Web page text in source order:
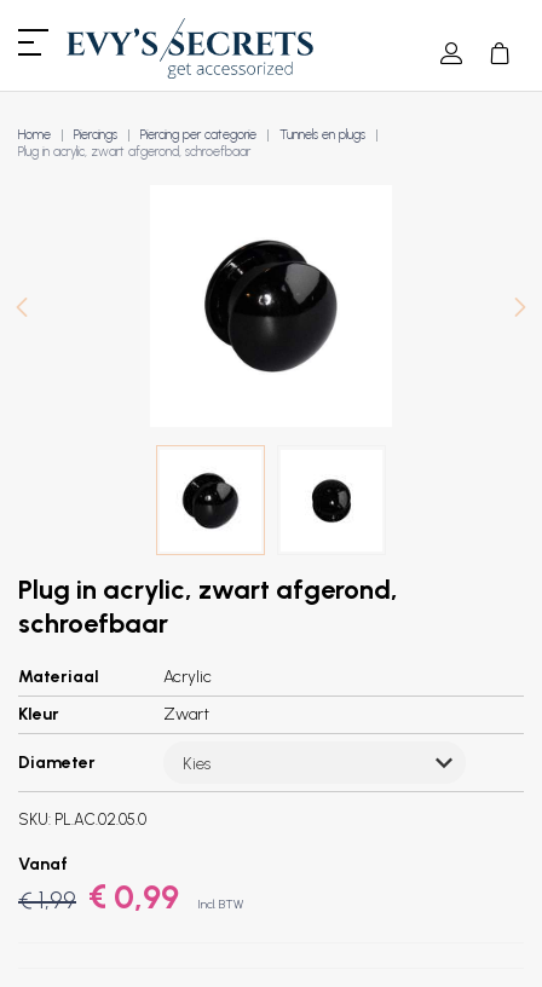
Home Piercings Piercing per categorie
Tunnels en plugs
Plug in acrylic, zwart afgerond, schroefbaar
Plug in acrylic, zwart afgerond,
schroefbaar
Materiaal
Acrylic
Kleur
Zwart
Diameter Kies
SKU: PL.AC.02.05.0
Vanaf
€ 1,99 € 0,99 Incl. BTW